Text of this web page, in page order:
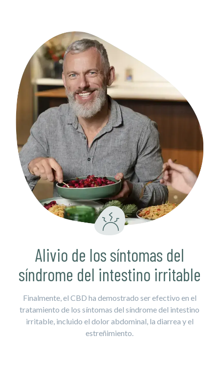
Alivio de los síntomas del
síndrome del intestino irritable
Finalmente, el CBD ha demostrado ser efectivo en el
tratamiento de los síntomas del síndrome del intestino
irritable, incluido el dolor abdominal, la diarrea y el
estreñimiento.